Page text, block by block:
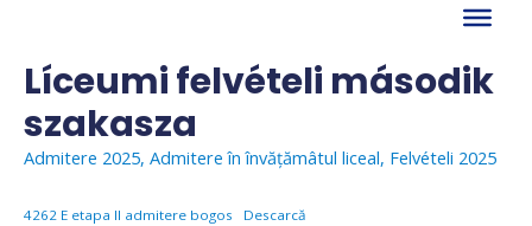
contentLíceumi felvételi második
szakasza
Admitere 2025, Admitere în învățămâtul liceal, Felvételi 2025
4262 E etapa II admitere bogos Descarcă